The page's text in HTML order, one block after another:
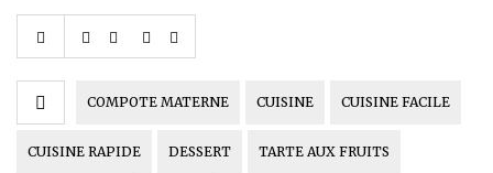
COMPOTE MATERNE CUISINE CUISINE FACILE
CUISINE RAPIDE DESSERT TARTE AUX FRUITS